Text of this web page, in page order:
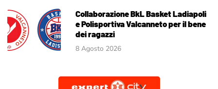
Collaborazione BkL Basket Ladiapoli
e Polisportiva Valcanneto per il bene
dei ragazzi
8 Agosto 2026